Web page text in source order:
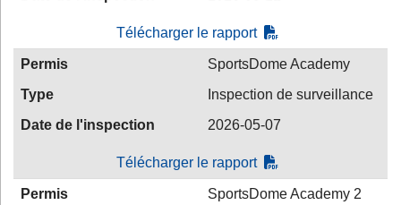
Télécharger le rapport
Permis
SportsDome Academy
Type
Inspection de surveillance
Date de l'inspection
2026-05-07
Télécharger le rapport
Permis
SportsDome Academy 2